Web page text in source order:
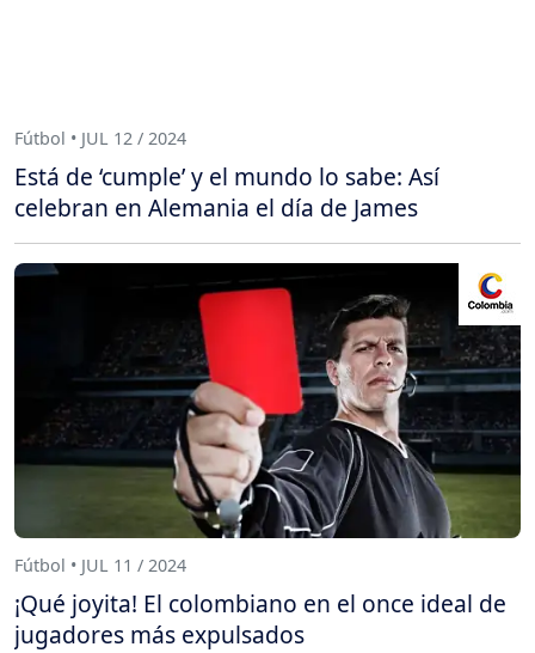
Fútbol • JUL 12 / 2024
Está de ‘cumple’ y el mundo lo sabe: Así
celebran en Alemania el día de James
Fútbol • JUL 11 / 2024
¡Qué joyita! El colombiano en el once ideal de
jugadores más expulsados